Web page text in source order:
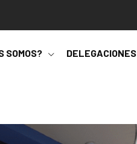
SOMOS? DELEGACIONES